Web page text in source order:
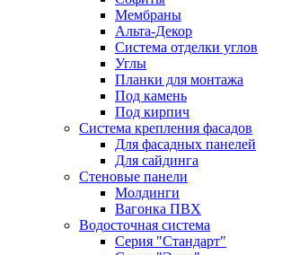
Мембраны
Альта-Декор
Система отделки углов
Углы
Планки для монтажа
Под камень
Под кирпич
Система крепления фасадов
Для фасадных панелей
Для сайдинга
Стеновые панели
Молдинги
Вагонка ПВХ
Водосточная система
Серия "Стандарт"